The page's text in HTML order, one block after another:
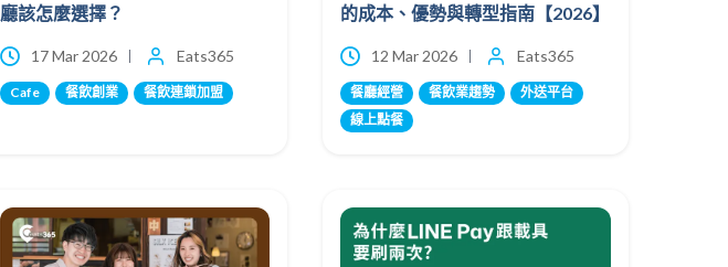
廳該怎麼選擇？
17 Mar 2026 Eats365
Cafe 餐飲創業 餐飲連鎖加盟
的成本、優勢與轉型指南【2026】
12 Mar 2026 Eats365
餐廳經營 餐飲業趨勢
外送平台
線上點餐